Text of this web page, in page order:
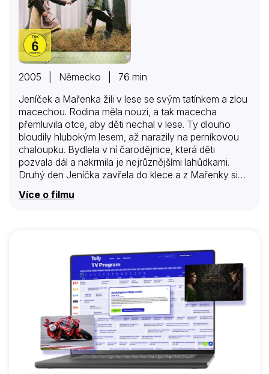
2005 | Německo | 76 min
Jeníček a Mařenka žili v lese se svým tatínkem a zlou
macechou. Rodina měla nouzi, a tak macecha
přemluvila otce, aby děti nechal v lese. Ty dlouho
bloudily hlubokým lesem, až narazily na perníkovou
chaloupku. Bydlela v ní čarodějnice, která děti
pozvala dál a nakrmila je nejrůznějšími lahůdkami.
Druhý den Jeníčka zavřela do klece a z Mařenky si
protože ho chtěla upéct a sníst. Jednoho dne se
nastrkali do ranečků a vydali se zpátky domů.
Macecha mezitím zemřela a tatínek byl moc šťastný,
že se mu děti vrátily.
Více o filmu